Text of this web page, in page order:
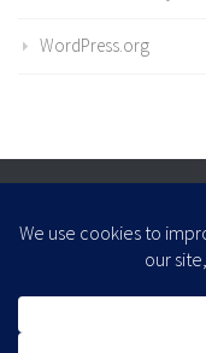
WordPress.org